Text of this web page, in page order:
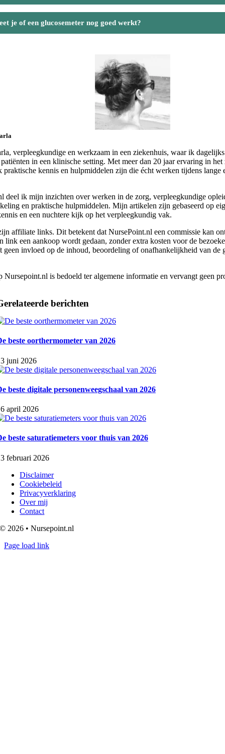
je of een glucosemeter nog goed werkt?
verpleegkundige en werkzaam in een ziekenhuis, waar ik
in een klinische setting. Met meer dan 20 jaar ervaring in het
praktische kennis en hulpmiddelen zijn die écht werken tijdens lange
deel ik mijn inzichten over werken in de zorg, verpleegkundige
en praktische hulpmiddelen. Mijn artikelen zijn gebaseerd op
en een nuchtere kijk op het verpleegkundig vak.
affiliate links. Dit betekent dat NursePoint.nl een commissie kan
link een aankoop wordt gedaan, zonder extra kosten voor de
geen invloed op de inhoud, beoordeling of onafhankelijkheid van de
Nursepoint.nl is bedoeld ter algemene informatie en vervangt geen
berichten
beste oorthermometer van 2026
juni 2026
beste digitale personenweegschaal van 2026
april 2026
beste saturatiemeters voor thuis van 2026
februari 2026
Disclaimer
Cookiebeleid
Privacyverklaring
Over mij
Contact
© 2026 • Nursepoint.nl
Page load link